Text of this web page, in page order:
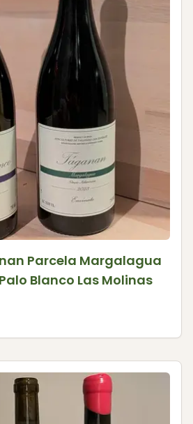
Parcela Margalagua
Blanco Las Molinas